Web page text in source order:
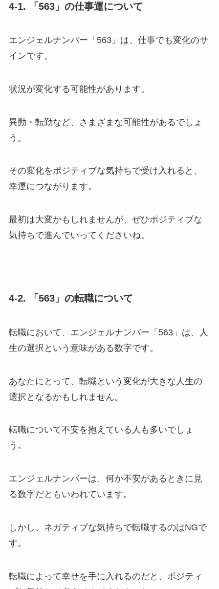
4-1. 「563」の仕事運について
エンジェルナンバー「563」は、仕事でも変化のサ
インです。
状況が変化する可能性があります。
異動・転勤など、さまざまな可能性があるでしょ
う。
その変化をポジティブな気持ちで受け入れると、
幸運につながります。
最初は大変かもしれませんが、ぜひポジティブな
気持ちで進んでいってくださいね。
4-2. 「563」の転職について
転職において、エンジェルナンバー「563」は、人
生の選択という意味がある数字です。
あなたにとって、転職という変化が大きな人生の
選択となるかもしれません。
転職について不安を抱えている人も多いでしょ
う。
エンジェルナンバーは、何か不安があるときに見
る数字だともいわれています。
しかし、ネガティブな気持ちで転職するのはNGで
す。
転職によって幸せを手に入れるのだと、ポジティ